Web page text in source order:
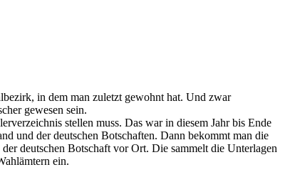
in dem man zuletzt gewohnt hat. Und zwar
gewesen sein.
stellen muss. Das war in diesem Jahr bis Ende
und der deutschen Botschaften. Dann bekommt man die
deutschen Botschaft vor Ort. Die sammelt die Unterlagen
ein.